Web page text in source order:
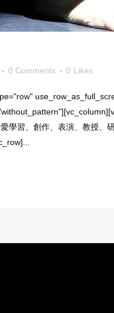
0 Comments 0 Likes
學習、創作、表演、教授、